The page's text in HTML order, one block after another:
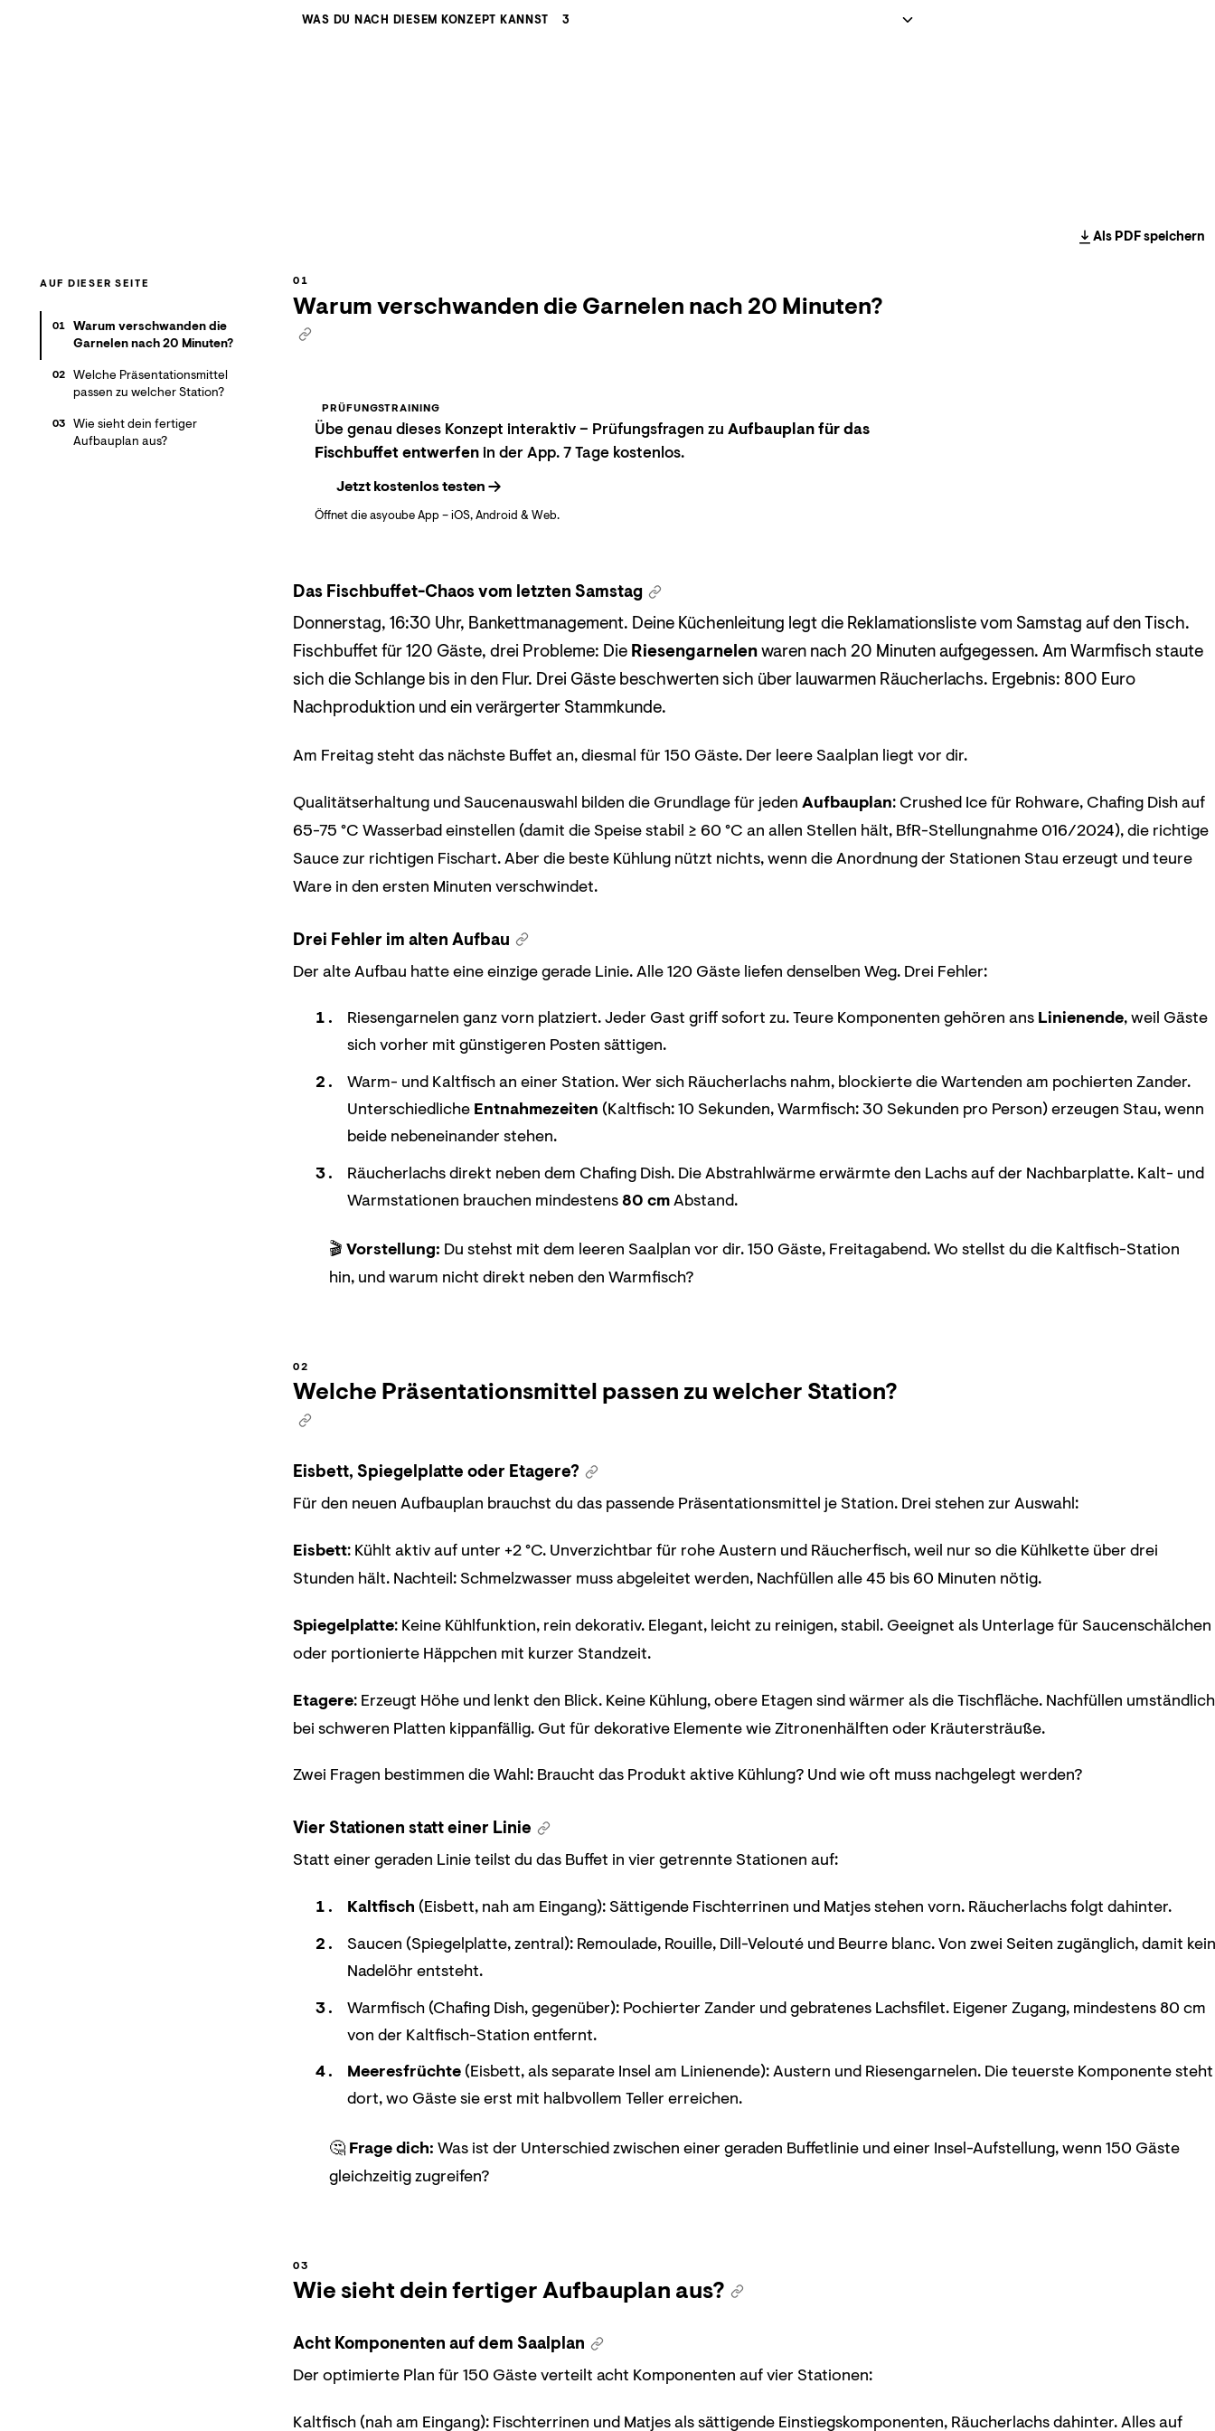
WAS DU NACH DIESEM KONZEPT KANNST 3
Als PDF speichern
Warum verschwanden die Garnelen nach 20 Minuten?
PRÜFUNGSTRAINING
Übe genau dieses Konzept interaktiv – Prüfungsfragen zu Aufbauplan für das
Fischbuffet entwerfenin der App. 7 Tage kostenlos.
Jetzt kostenlos testen
Öffnet die asyoube App – iOS, Android & Web.
Das Fischbuffet-Chaos vom letzten Samstag
Donnerstag, 16:30 Uhr, Bankettmanagement. Deine Küchenleitung legt die Reklamationsliste vom Samstag auf den Tisch.
Fischbuffet für 120 Gäste, drei Probleme: Die Riesengarnelenwaren nach 20 Minuten aufgegessen. Am Warmfisch staute
sich die Schlange bis in den Flur. Drei Gäste beschwerten sich über lauwarmen Räucherlachs. Ergebnis: 800 Euro
Nachproduktion und ein verärgerter Stammkunde.
Am Freitag steht das nächste Buffet an, diesmal für 150 Gäste. Der leere Saalplan liegt vor dir.
Qualitätserhaltung und Saucenauswahl bilden die Grundlage für jeden Aufbauplan: Crushed Ice für Rohware, Chafing Dish auf
65-75 °C Wasserbad einstellen (damit die Speise stabil ≥ 60 °C an allen Stellen hält, BfR-Stellungnahme 016/2024), die richtige
Sauce zur richtigen Fischart. Aber die beste Kühlung nützt nichts, wenn die Anordnung der Stationen Stau erzeugt und teure
Ware in den ersten Minuten verschwindet.
Drei Fehler im alten Aufbau
Der alte Aufbau hatte eine einzige gerade Linie. Alle 120 Gäste liefen denselben Weg. Drei Fehler:
Riesengarnelen ganz vorn platziert. Jeder Gast griff sofort zu. Teure Komponenten gehören ans Linienende, weil Gäste
sich vorher mit günstigeren Posten sättigen.
Warm- und Kaltfisch an einer Station. Wer sich Räucherlachs nahm, blockierte die Wartenden am pochierten Zander.
Unterschiedliche Entnahmezeiten (Kaltfisch: 10 Sekunden, Warmfisch: 30 Sekunden pro Person) erzeugen Stau, wenn
beide nebeneinander stehen.
Räucherlachs direkt neben dem Chafing Dish. Die Abstrahlwärme erwärmte den Lachs auf der Nachbarplatte. Kalt- und
Warmstationen brauchen mindestens80 cmAbstand.
🎬 Vorstellung: Du stehst mit dem leeren Saalplan vor dir. 150 Gäste, Freitagabend. Wo stellst du die Kaltfisch-Station
hin, und warum nicht direkt neben den Warmfisch?
Welche Präsentationsmittel passen zu welcher Station?
Eisbett, Spiegelplatte oder Etagere?
Für den neuen Aufbauplan brauchst du das passende Präsentationsmittel je Station. Drei stehen zur Auswahl:
Eisbett: Kühlt aktiv auf unter +2 °C. Unverzichtbar für rohe Austern und Räucherfisch, weil nur so die Kühlkette über drei
Stunden hält. Nachteil: Schmelzwasser muss abgeleitet werden, Nachfüllen alle 45 bis 60 Minuten nötig.
Spiegelplatte: Keine Kühlfunktion, rein dekorativ. Elegant, leicht zu reinigen, stabil. Geeignet als Unterlage für Saucenschälchen
oder portionierte Häppchen mit kurzer Standzeit.
Etagere: Erzeugt Höhe und lenkt den Blick. Keine Kühlung, obere Etagen sind wärmer als die Tischfläche. Nachfüllen
bei schweren Platten kippanfällig. Gut für dekorative Elemente wie Zitronenhälften oder Kräutersträuße.
Zwei Fragen bestimmen die Wahl: Braucht das Produkt aktive Kühlung? Und wie oft muss nachgelegt werden?
Vier Stationen statt einer Linie
Statt einer geraden Linie teilst du das Buffet in vier getrennte Stationen auf:
Kaltfisch (Eisbett, nah am Eingang): Sättigende Fischterrinen und Matjes stehen vorn. Räucherlachs folgt dahinter.
Saucen (Spiegelplatte, zentral): Remoulade, Rouille, Dill-Velouté und Beurre blanc. Von zwei Seiten zugänglich, damit
Nadelöhr entsteht.
Warmfisch (Chafing Dish, gegenüber): Pochierter Zander und gebratenes Lachsfilet. Eigener Zugang, mindestens 80 cm
von der Kaltfisch-Station entfernt.
Meeresfrüchte (Eisbett, als separate Insel am Linienende): Austern und Riesengarnelen. Die teuerste Komponente steht
dort, wo Gäste sie erst mit halbvollem Teller erreichen.
🤔 Frage dich: Was ist der Unterschied zwischen einer geraden Buffetlinie und einer Insel-Aufstellung, wenn 150 Gäste
gleichzeitig zugreifen?
Wie sieht dein fertiger Aufbauplan aus?
Acht Komponenten auf dem Saalplan
Der optimierte Plan für 150 Gäste verteilt acht Komponenten auf vier Stationen:
Kaltfisch (nah am Eingang): Fischterrinen und Matjes als sättigende Einstiegskomponenten, Räucherlachs dahinter. Alles auf
AUF DIESER SEITE
01 Warum verschwanden die
Garnelen nach 20 Minuten?
02 Welche Präsentationsmittel
passen zu welcher Station?
03 Wie sieht dein fertiger
Aufbauplan aus?